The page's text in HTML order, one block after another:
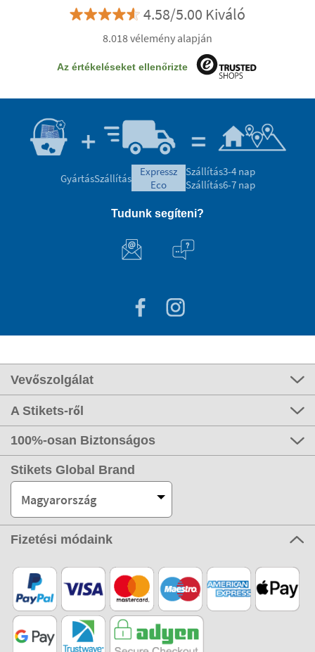
4.58/5.00 Kiváló
8.018 vélemény alapján
Az értékeléseket ellenőrizte
GyártásSzállítás
expressz
eco
Szállítás3-4 nap
Szállítás6-7 nap
Tudunk segíteni?
Vevőszolgálat
A Stikets-ről
100%-osan Biztonságos
Stikets Global Brand
Magyarország
Fizetési módaink